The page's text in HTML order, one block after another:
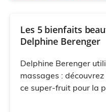
Les 5 bienfaits
Delphine Berenger
Delphine Berenger
massages :
ce super-fruit pour la